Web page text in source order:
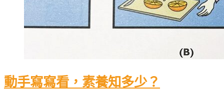
動手寫寫看，素養知多少？